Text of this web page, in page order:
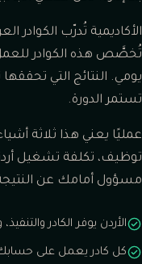
الأكاديمية تُدرّب الكوادر
تُخصَّص هذه الكوادر
يومي. النتائج التي
تستمر الدورة.
عمليًا يعني هذا ثلاثة
توظيف، تكلفة تشغيل
مسؤول أمامك عن
الأردن يوفر الكادر
كل كادر يعمل على حسابك